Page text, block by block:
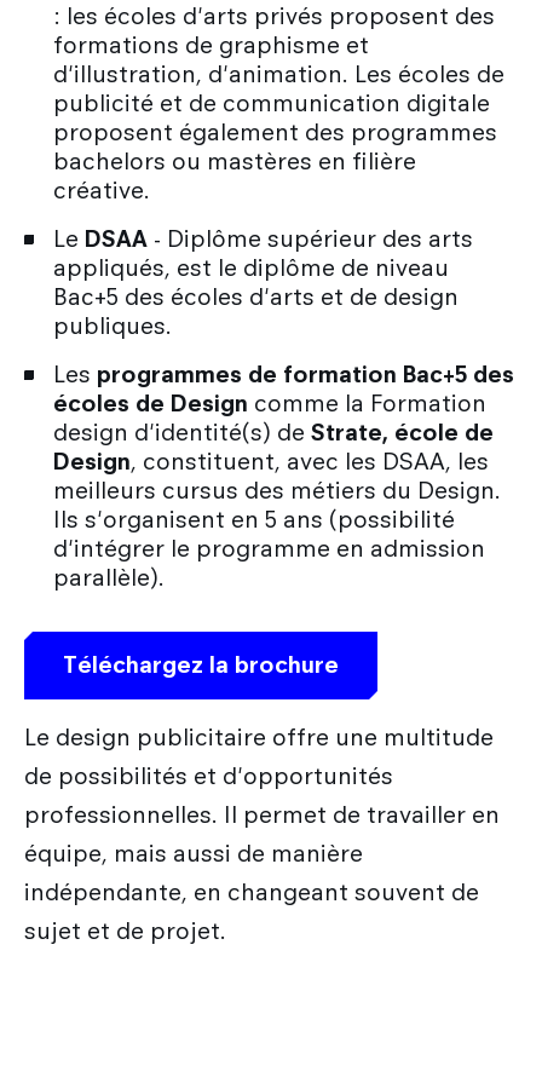
: les écoles d'arts privés proposent des
formations de graphisme et
d'illustration, d'animation. Les écoles de
publicité et de communication digitale
proposent également des programmes
bachelors ou mastères en filière
créative.
Le DSAA - Diplôme supérieur des arts
appliqués, est le diplôme de niveau
Bac+5 des écoles d'arts et de design
publiques.
Les programmes de formation Bac+5 des
écoles de Design comme la Formation
design d'identité(s) de Strate, école de
Design, constituent, avec les DSAA, les
meilleurs cursus des métiers du Design.
Ils s'organisent en 5 ans (possibilité
d'intégrer le programme en admission
parallèle).
Téléchargez la brochure
Le design publicitaire offre une multitude
de possibilités et d'opportunités
professionnelles. Il permet de travailler en
équipe, mais aussi de manière
indépendante, en changeant souvent de
sujet et de projet.